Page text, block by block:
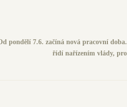
pondělí 7.6. začíná nová pracovní
řídí nařízením vlády,